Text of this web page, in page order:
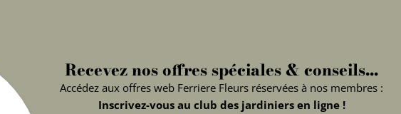
Recevez nos offres spéciales & conseils...
Accédez aux offres web Ferriere Fleurs réservées à nos membres :
Inscrivez-vous au club des jardiniers en ligne !